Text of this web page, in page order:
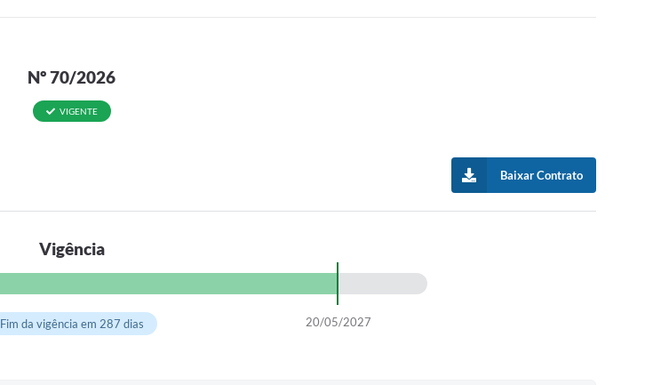
Nº 70/2026
VIGENTE
Baixar Contrato
Vigência
20/05/2027
Fim da vigência em 287 dias